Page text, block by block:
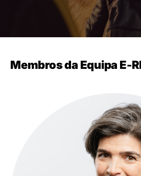
Membros da Equipa E-